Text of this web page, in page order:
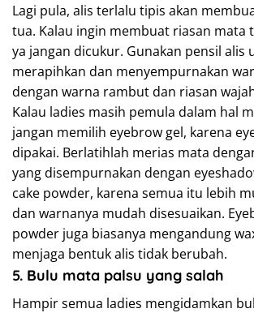
Lagi pula, alis terlalu tipis akan
tua. Kalau ingin membuat riasan mata
ya jangan dicukur. Gunakan pensil alis
merapihkan dan menyempurnakan
dengan warna rambut dan riasan
Kalau ladies masih pemula dalam hal
jangan memilih eyebrow gel, karena
dipakai. Berlatihlah merias mata
yang disempurnakan dengan
cake powder, karena semua itu lebih
dan warnanya mudah disesuaikan.
powder juga biasanya mengandung
menjaga bentuk alis tidak berubah.
5. Bulu mata palsu yang salah
Hampir semua ladies mengidamkan